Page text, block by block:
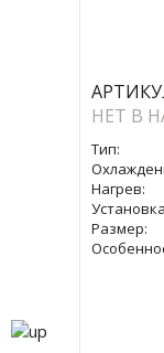
НЕТ В
Тип:
Нагрев:
Размер: